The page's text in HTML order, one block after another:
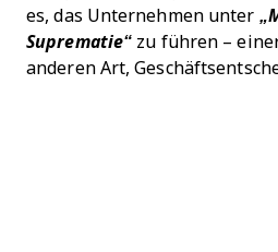
es, das Unternehmen unter
Suprematie“ zu führen –
anderen Art,